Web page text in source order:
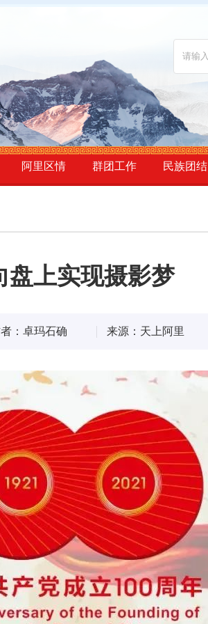
阿里区情 群团工作 民族团结
盘上实现摄影梦
：卓玛石确 来源：天上阿里